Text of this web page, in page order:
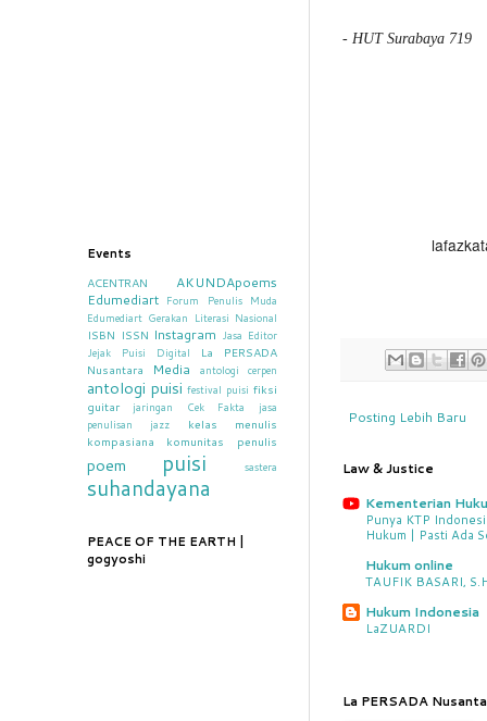
- HUT Surabaya 719
Posting Lebih Baru
Law & Justice
Kementerian
Punya KTP
Hukum | Pasti Ada
Hukum online
TAUFIK BASARI,
Hukum Indonesia
LaZUARDI
La PERSADA
Events
ACENTRAN
AKUNDApoems
Edumediart Forum Penulis Muda
Edumediart Gerakan Literasi Nasional
ISBN ISSN Instagram Jasa Editor
Jejak Puisi Digital
La PERSADA
Nusantara
Media antologi cerpen
antologi puisi festival puisi fiksi
guitar
jaringan Cek Fakta
jasa
penulisan
jazz
kelas menulis
kompasiana
komunitas penulis
poem puisi sastera
suhandayana
PEACE OF THE EARTH |
gogyoshi